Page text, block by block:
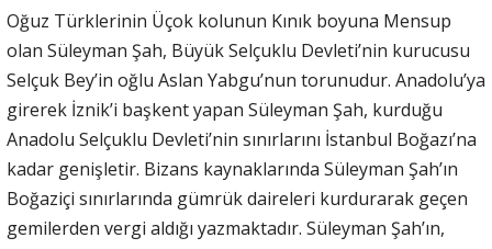
Oğuz Türklerinin Üçok kolunun Kınık boyuna Mensup
olan Süleyman Şah, Büyük Selçuklu Devleti’nin kurucusu
Selçuk Bey’in oğlu Aslan Yabgu’nun torunudur. Anadolu’ya
girerek İznik’i başkent yapan Süleyman Şah, kurduğu
Anadolu Selçuklu Devleti’nin sınırlarını İstanbul Boğazı’na
kadar genişletir. Bizans kaynaklarında Süleyman Şah’ın
Boğaziçi sınırlarında gümrük daireleri kurdurarak geçen
gemilerden vergi aldığı yazmaktadır. Süleyman Şah’ın,